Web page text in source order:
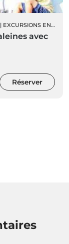
| EXCURSIONS EN BATEAU
avec
Réserver